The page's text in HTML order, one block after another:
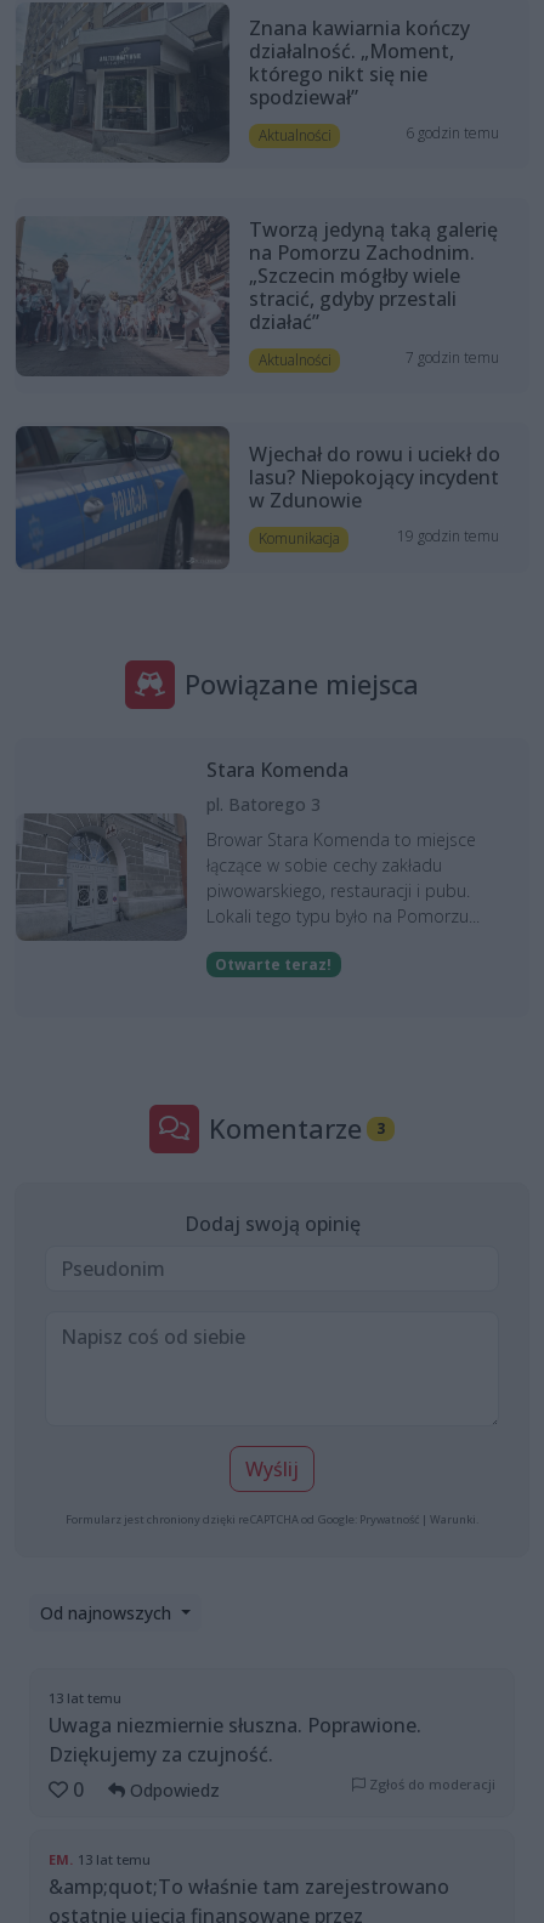
Znana kawiarnia kończy
działalność. „Moment,
którego nikt się nie
spodziewał”
Aktualności 6 godzin temu
Tworzą jedyną taką galerię
na Pomorzu Zachodnim.
„Szczecin mógłby wiele
stracić, gdyby przestali
działać”
Aktualności 7 godzin temu
Wjechał do rowu i uciekł do
lasu? Niepokojący incydent
w Zdunowie
Komunikacja 19 godzin temu
Powiązane miejsca
Stara Komenda
pl. Batorego 3
Browar Stara Komenda to miejsce
łączące w sobie cechy zakładu
piwowarskiego, restauracji i pubu.
Lokali tego typu było na Pomorzu...
Otwarte teraz!
Komentarze 3
Dodaj swoją opinię
Wyślij
Formularz jest chroniony dzięki reCAPTCHA od Google: Prywatność | Warunki
Od najnowszych
13 lat temu
Uwaga niezmiernie słuszna. Poprawione.
Dziękujemy za czujność.
0
Odpowiedz Zgłoś do moderacji
EM. 13 lat temu
&amp;quot;To właśnie tam zarejestrowano
ostatnie ujęcia finansowane przez